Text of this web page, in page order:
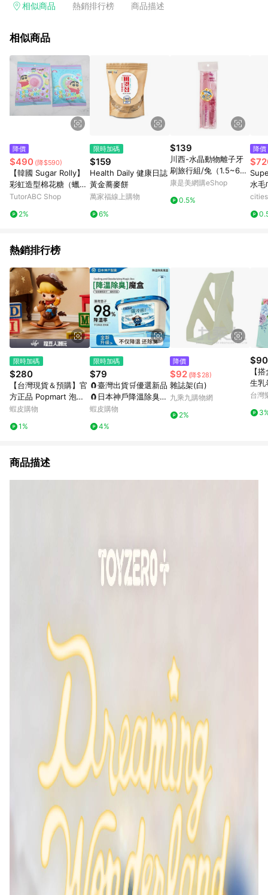
相似商品 熱銷排行榜 商品描述
相似商品
降價
$490 (降$590)
【韓國 Sugar Rolly】
彩虹造型棉花糖（蠟筆
小新包裝）9g/單包｜
6、12包組可混搭
TutorABC Shop
2%
限時加碼
$159
Health Daily 健康日誌
黃金蕎麥餅
萬家福線上購物
6%
$139
川西-水晶動物離子牙
刷旅行組/兔（1.5~6
才）
康是美網購eShop
0.5%
降價
水毛
綠
熱銷排行榜
限時加碼
$280
【台灣現貨＆預購】官
方正品 Popmart 泡泡
瑪特 DIMOO WORLD
公仔盲盒禮物
蝦皮購物
1%
限時加碼
$79
🧲臺灣出貨🛒優選新品
🧲日本神戶降溫除臭魔
盒 除塵魔盒 空氣魔盒
味 除黴味 除塵 吸塵 淨
蝦皮購物
4%
降價
$92 (降$28)
雜誌架(白)
九乘九購物網
2%
【
生乳
台灣
商品描述